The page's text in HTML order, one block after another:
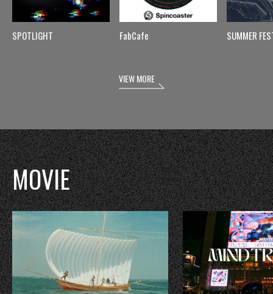
SPOTLIGHT FabCafe SUMMER
VIEW MORE
MOVIE